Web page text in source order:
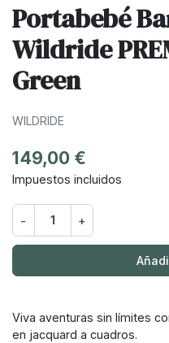
Portabebé
Wildride
Green
WILDRIDE
149,00 €
Impuestos incluidos
- +
Viva aventuras sin límites
en jacquard a cuadros.